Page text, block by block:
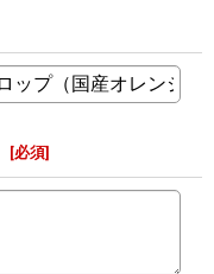
[必須]